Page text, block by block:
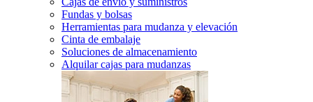
Fundas y bolsas
Herramientas para mudanza y elevación
Cinta de embalaje
Soluciones de almacenamiento
Alquilar cajas para mudanzas